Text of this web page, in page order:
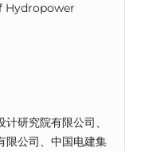
Hydropower
研究院有限公司、
限公司、中国电建集